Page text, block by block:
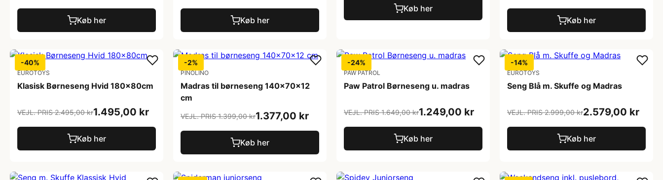
Køb her Køb her
Køb her
Køb her
-40%
EUROTOYS
Klasisk Børneseng Hvid 180x80cm
VEJL. PRIS 2.495,00 kr1.495,00 kr
Køb her
-2%
PINOLINO
Madras til børneseng 140x70x12
cm
VEJL. PRIS 1.399,00 kr1.377,00 kr
Køb her
-24%
PAW PATROL
Paw Patrol Børneseng u. madras
VEJL. PRIS 1.649,00 kr1.249,00 kr
Køb her
-14%
EUROTOYS
Seng Blå m. Skuffe og Madras
VEJL. PRIS 2.999,00 kr2.579,00 kr
Køb her